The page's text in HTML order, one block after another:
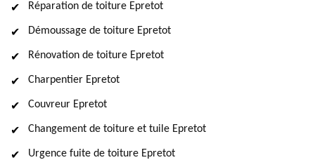
Réparation de toiture Epretot
Démoussage de toiture Epretot
Rénovation de toiture Epretot
Charpentier Epretot
Couvreur Epretot
Changement de toiture et tuile Epretot
Urgence fuite de toiture Epretot